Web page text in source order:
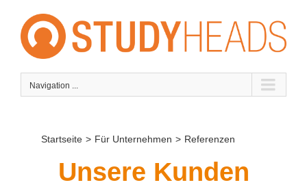
content
Navigation ...
Startseite > Für Unternehmen > Referenzen
Unsere Kunden